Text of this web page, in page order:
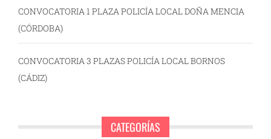
CONVOCATORIA 1 PLAZA POLICÍA LOCAL DOÑA MENCIA
(CÓRDOBA)
CONVOCATORIA 3 PLAZAS POLICÍA LOCAL BORNOS
(CÁDIZ)
CATEGORÍAS